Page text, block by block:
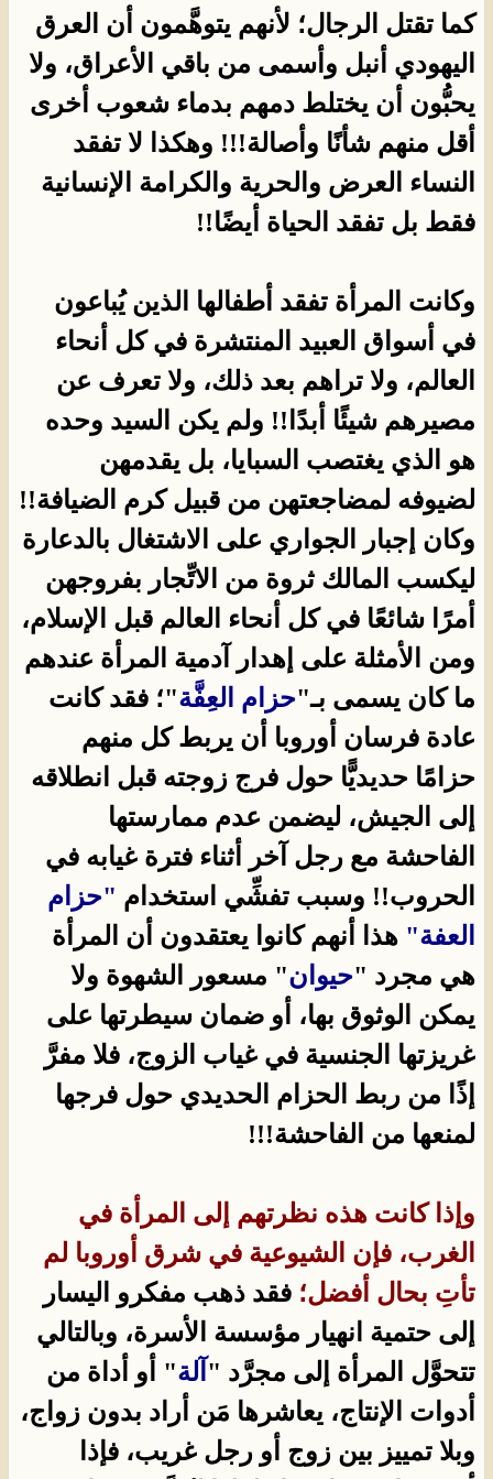
كما تقتل الرجال؛ لأنهم يتوهَّمون أن العرق
اليهودي أنبل وأسمى من باقي الأعراق، ولا
يحبُّون أن يختلط دمهم بدماء شعوب أخرى
أقل منهم شأنًا وأصالة!!! وهكذا لا تفقد
النساء العرض والحرية والكرامة الإنسانية
فقط بل تفقد الحياة أيضًا!!
وكانت المرأة تفقد أطفالها الذين يُباعون
في أسواق العبيد المنتشرة في كل أنحاء
العالم، ولا تراهم بعد ذلك، ولا تعرف عن
مصيرهم شيئًا أبدًا!! ولم يكن السيد وحده
هو الذي يغتصب السبايا، بل يقدمهن
لضيوفه لمضاجعتهن من قبيل كرم الضيافة!!
وكان إجبار الجواري على الاشتغال بالدعارة
ليكسب المالك ثروة من الاتِّجار بفروجهن
أمرًا شائعًا في كل أنحاء العالم قبل الإسلام،
ومن الأمثلة على إهدار آدمية المرأة عندهم
ما كان يسمى بـ"حزام العِفَّة"؛ فقد كانت
عادة فرسان أوروبا أن يربط كل منهم
حزامًا حديديًّا حول فرج زوجته قبل انطلاقه
إلى الجيش، ليضمن عدم ممارستها
الفاحشة مع رجل آخر أثناء فترة غيابه في
الحروب!! وسبب تفشِّي استخدام "حزام
العفة" هذا أنهم كانوا يعتقدون أن المرأة
هي مجرد "حيوان" مسعور الشهوة ولا
يمكن الوثوق بها، أو ضمان سيطرتها على
غريزتها الجنسية في غياب الزوج، فلا مفرَّ
إذًا من ربط الحزام الحديدي حول فرجها
لمنعها من الفاحشة!!!
وإذا كانت هذه نظرتهم إلى المرأة في
الغرب، فإن الشيوعية في شرق أوروبا لم
تأتِ بحال أفضل؛ فقد ذهب مفكرو اليسار
إلى حتمية انهيار مؤسسة الأسرة، وبالتالي
تتحوَّل المرأة إلى مجرَّد " آلة" أو أداة من
أدوات الإنتاج، يعاشرها مَن أراد بدون زواج،
وبلا تمييز بين زوج أو رجل غريب، فإذا